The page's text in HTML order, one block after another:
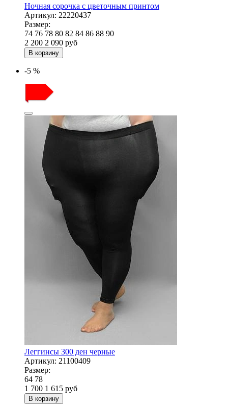
Ночная сорочка с цветочным принтом
Артикул: 22220437
Размер:
74 76 78 80 82 84 86 88 90
2 200 2 090 руб
В корзину
-5 %
Леггинсы 300 ден черные
Артикул: 21100409
Размер:
64 78
1 700 1 615 руб
В корзину